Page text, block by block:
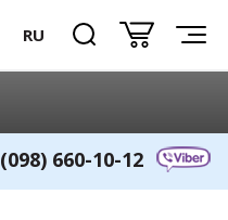
RU
(098) 660-10-12